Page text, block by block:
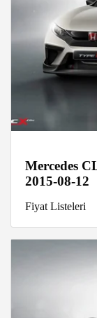
Mercedes
2015-08-12
Fiyat Listeleri